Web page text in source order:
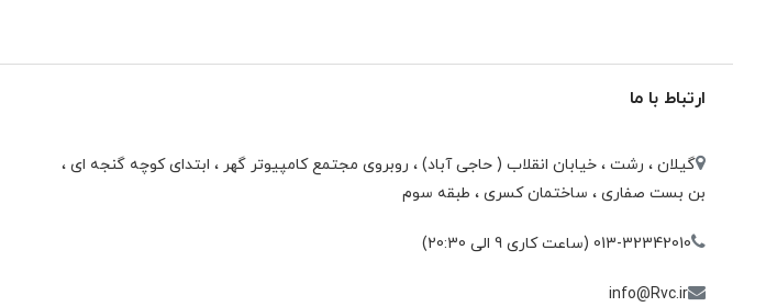
ارتباط با ما
گیلان ، رشت ، خيابان انقلاب ( حاجی آباد) ، روبروی مجتمع كامپيوتر گهر ، ابتدای كوچه گنجه ای ،
بن بست صفاری ، ساختمان كسری ، طبقه سوم
013-32342010 (ساعت کاری 9 الی 20:30)
info@Rvc.ir